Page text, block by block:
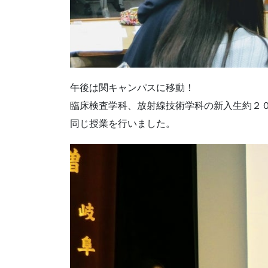
午後は関キャンパスに移動！
臨床検査学科、放射線技術学科の新入生約２
同じ授業を行いました。